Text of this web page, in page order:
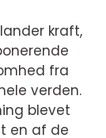
kraft,
fra
verden.
blevet
en af de